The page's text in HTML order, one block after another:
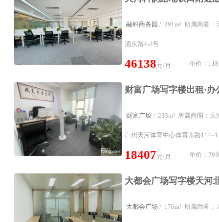
融科商务园 / 391m² 所属商圈：
涌东路4-2号
46138元/月 单价：118
财富广场 / 233m² 所属商圈：天
广州天河体育中心体育东路
18407元/月 单价：79
大都会广场 / 170m² 所属商圈：